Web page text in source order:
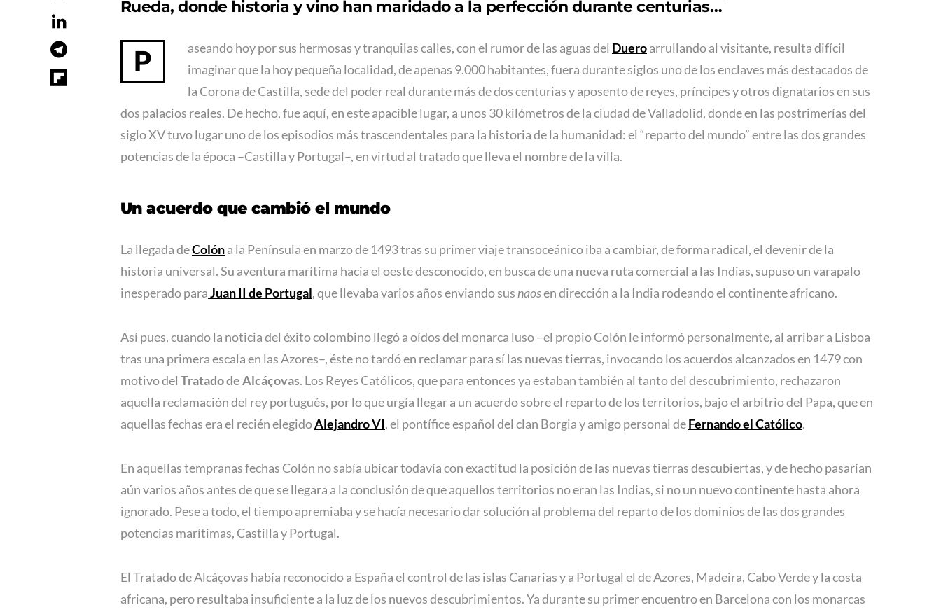
Rueda, donde historia y vino han maridado a la perfección durante centurias…
P aseando hoy por sus hermosas y tranquilas calles, con el rumor de las aguas del Dueroarrullando al visitante, resulta difícil
imaginar que la hoy pequeña localidad, de apenas 9.000 habitantes, fuera durante siglos uno de los enclaves más destacados de
la Corona de Castilla, sede del poder real durante más de dos centurias y aposento de reyes, príncipes y otros dignatarios en sus
dos palacios reales. De hecho, fue aquí, en este apacible lugar, a unos 30 kilómetros de la ciudad de Valladolid, donde en las postrimerías del
siglo XV tuvo lugar uno de los episodios más trascendentales para la historia de la humanidad: el “reparto del mundo” entre las dos grandes
potencias de la época –Castilla y Portugal–, en virtud al tratado que lleva el nombre de la villa.
Un acuerdo que cambió el mundo
La llegada deColóna la Península en marzo de 1493 tras su primer viaje transoceánico iba a cambiar, de forma radical, el devenir de la
historia universal. Su aventura marítima hacia el oeste desconocido, en busca de una nueva ruta comercial a las Indias, supuso un varapalo
inesperado paraJuan II de Portugal, que llevaba varios años enviando sus naosen dirección a la India rodeando el continente africano.
Así pues, cuando la noticia del éxito colombino llegó a oídos del monarca luso –el propio Colón le informó personalmente, al arribar a Lisboa
tras una primera escala en las Azores–, éste no tardó en reclamar para sí las nuevas tierras, invocando los acuerdos alcanzados en 1479 con
motivo del Tratado de Alcáçovas. Los Reyes Católicos, que para entonces ya estaban también al tanto del descubrimiento, rechazaron
aquella reclamación del rey portugués, por lo que urgía llegar a un acuerdo sobre el reparto de los territorios, bajo el arbitrio del Papa, que en
aquellas fechas era el recién elegidoAlejandro VI, el pontífice español del clan Borgia y amigo personal deFernando el Católico.
En aquellas tempranas fechas Colón no sabía ubicar todavía con exactitud la posición de las nuevas tierras descubiertas, y de hecho pasarían
aún varios años antes de que se llegara a la conclusión de que aquellos territorios no eran las Indias, si no un nuevo continente hasta ahora
ignorado. Pese a todo, el tiempo apremiaba y se hacía necesario dar solución al problema del reparto de los dominios de las dos grandes
potencias marítimas, Castilla y Portugal.
El Tratado de Alcáçovas había reconocido a España el control de las islas Canarias y a Portugal el de Azores, Madeira, Cabo Verde y la costa
africana, pero resultaba insuficiente a la luz de los nuevos descubrimientos. Ya durante su primer encuentro en Barcelona con los monarcas